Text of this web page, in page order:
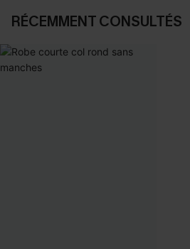
RÉCEMMENT CONSULTÉS